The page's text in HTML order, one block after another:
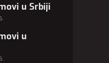
u Srbiji
u